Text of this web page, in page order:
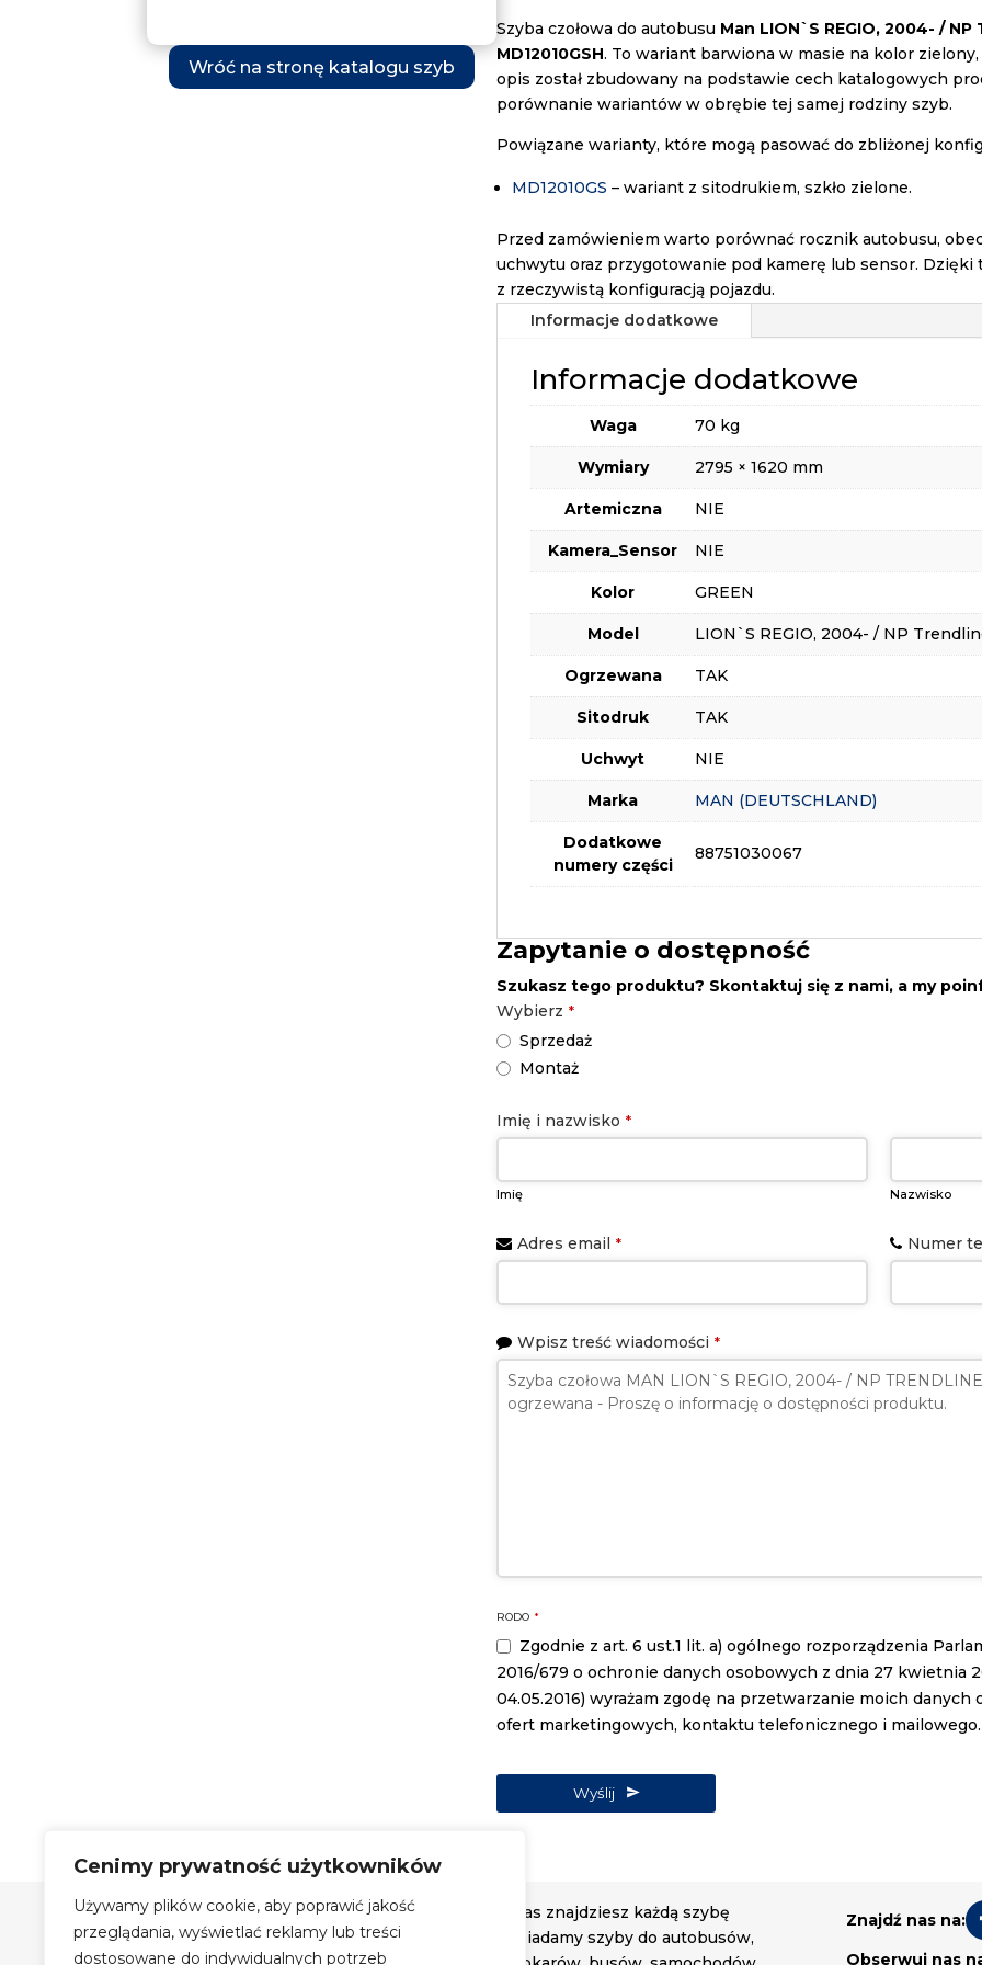
Cenimy prywatność użytkowników
Używamy plików cookie, aby poprawić jakość
przeglądania, wyświetlać reklamy lub treści
dostosowane do indywidualnych potrzeb
Wróć na stronę katalogu szyb
Szyba czołowa do autobusu Man LION`S REGIO, 2004- / NP
MD12010GSH. To wariant barwiona w masie na kolor
opis został zbudowany na podstawie cech katalogowych
porównanie wariantów w obrębie tej samej rodziny szyb.
Powiązane warianty, które mogą pasować do zbliżonej
MD12010GS – wariant z sitodrukiem, szkło zielone.
Przed zamówieniem warto porównać rocznik autobusu,
uchwytu oraz przygotowanie pod kamerę lub sensor. Dzięki
z rzeczywistą konfiguracją pojazdu.
Informacje dodatkowe
Informacje dodatkowe
Waga 70 kg
Wymiary 2795 × 1620 mm
Artemiczna NIE
Kamera_Sensor NIE
Kolor GREEN
Model LION`S REGIO, 2004- / NP
Ogrzewana TAK
Sitodruk TAK
Uchwyt NIE
Marka MAN (DEUTSCHLAND)
Dodatkowe
numery części
88751030067
Zapytanie o dostępność
Szukasz tego produktu? Skontaktuj się z nami, a my
Wybierz *
Sprzedaż
Montaż
Business
Email *
Imię i nazwisko *
Imię Nazwisko
Adres email * Numer
Wpisz treść wiadomości *
RODO *
Zgodnie z art. 6 ust.1 lit. a) ogólnego rozporządzenia
2016/679 o ochronie danych osobowych z dnia 27 kwietnia
04.05.2016) wyrażam zgodę na przetwarzanie moich
ofert marketingowych, kontaktu telefonicznego i mailowego.
Wyślij
Szyby Autobusowe Bis Sp.
z o.o.
U nas znajdziesz każdą szybę
Posiadamy szyby do autobusów,
Znajdź nas na:
Obserwuj nas